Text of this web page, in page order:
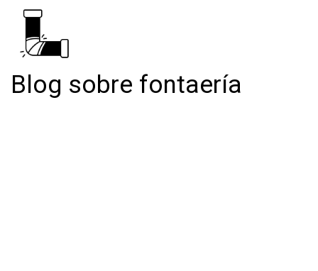
Blog sobre fontaería